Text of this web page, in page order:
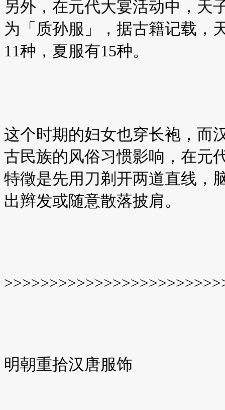
另外，在元代大宴活动中，天
为「质孙服」，据古籍记载，
11种，夏服有15种。
这个时期的妇女也穿长袍，而
古民族的风俗习惯影响，在元
特徵是先用刀剃开两道直线，
出辫发或随意散落披肩。
明朝重拾汉唐服饰